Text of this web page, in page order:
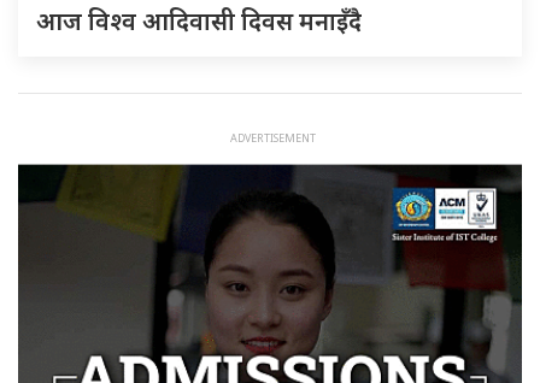
आज विश्व आदिवासी दिवस मनाइँदै